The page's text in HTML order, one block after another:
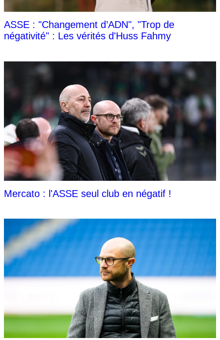
ASSE : "Changement d’ADN", "Trop de
négativité" : Les vérités d'Huss Fahmy
Mercato : l'ASSE seul club en négatif !